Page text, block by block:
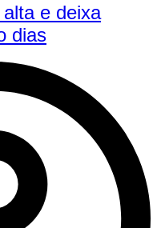
e deixa
dias